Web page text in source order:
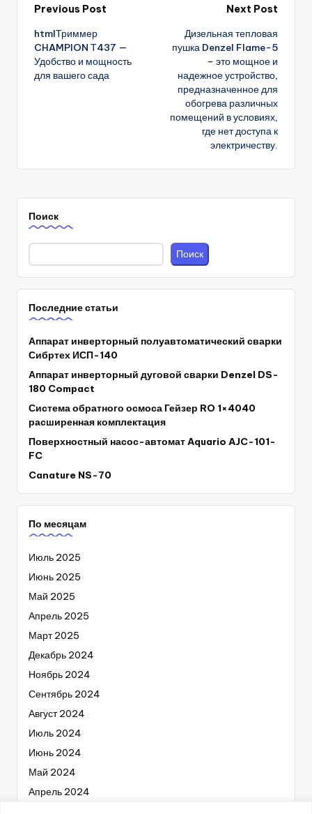
Post
navigation
Previous Post
htmlТриммер
CHAMPION Т437 —
Удобство и мощность
для вашего сада
Next Post
Дизельная тепловая
пушка Denzel Flame-5
– это мощное и
надежное устройство,
предназначенное для
обогрева различных
помещений в условиях,
где нет доступа к
электричеству.
Поиск
Поиск
Последние статьи
Аппарат инверторный полуавтоматический сварки
Сибртех ИСП-140
Аппарат инверторный дуговой сварки Denzel DS-
180 Compact
Система обратного осмоса Гейзер RO 1×4040
расширенная комплектация
Поверхностный насос-автомат Aquario AJC-101-
FC
Canature NS-70
По месяцам
Июль 2025
Июнь 2025
Май 2025
Апрель 2025
Март 2025
Декабрь 2024
Ноябрь 2024
Сентябрь 2024
Август 2024
Июль 2024
Июнь 2024
Май 2024
Апрель 2024